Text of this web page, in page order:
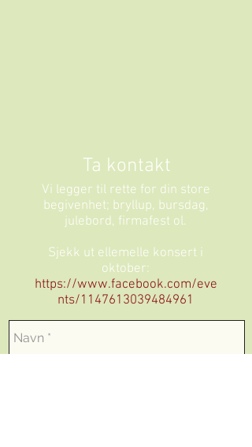
Ta kontakt
Vi legger til rette for din store
begivenhet; bryllup, bursdag,
julebord, firmafest ol.
Sjekk ut ellemelle konsert i
oktober:
https://www.facebook.com/eve
nts/1147613039484961